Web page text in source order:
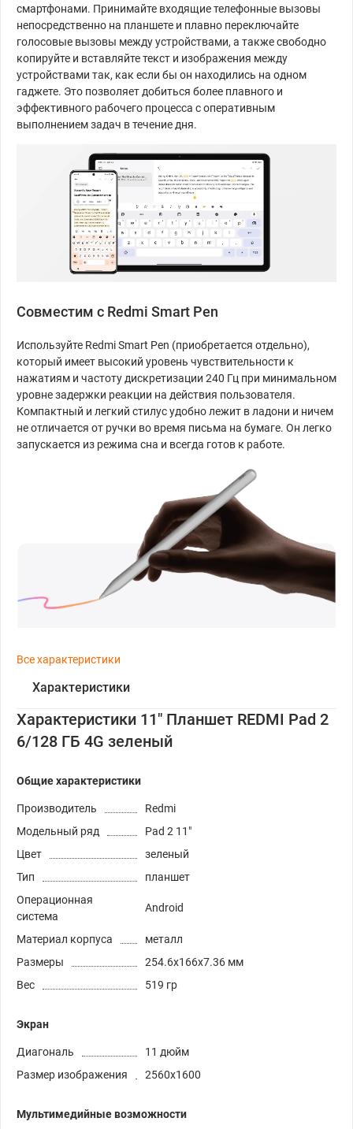
смартфонами. Принимайте входящие телефонные вызовы
непосредственно на планшете и плавно переключайте
голосовые вызовы между устройствами, а также свободно
копируйте и вставляйте текст и изображения между
устройствами так, как если бы он находились на одном
гаджете. Это позволяет добиться более плавного и
эффективного рабочего процесса с оперативным
выполнением задач в течение дня.
Совместим с Redmi Smart Pen
Используйте Redmi Smart Pen (приобретается отдельно),
который имеет высокий уровень чувствительности к
нажатиям и частоту дискретизации 240 Гц при минимальном
уровне задержки реакции на действия пользователя.
Компактный и легкий стилус удобно лежит в ладони и ничем
не отличается от ручки во время письма на бумаге. Он легко
запускается из режима сна и всегда готов к работе.
Все характеристики
Характеристики
Характеристики 11" Планшет REDMI Pad 2
6/128 ГБ 4G зеленый
Общие характеристики
Производитель
Redmi
Модельный ряд
Pad 2 11"
Цвет
зеленый
Тип
планшет
Операционная
система
Android
Материал корпуса
металл
Размеры
254.6x166x7.36 мм
Вес
519 гр
Экран
Диагональ
11 дюйм
Размер изображения
2560x1600
Мультимедийные возможности